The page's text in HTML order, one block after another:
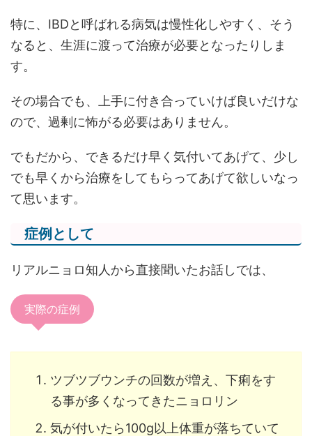
特に、IBDと呼ばれる病気は慢性化しやすく、そう
なると、生涯に渡って治療が必要となったりしま
す。
その場合でも、上手に付き合っていけば良いだけな
ので、過剰に怖がる必要はありません。
でもだから、できるだけ早く気付いてあげて、少し
でも早くから治療をしてもらってあげて欲しいなっ
て思います。
症例として
リアルニョロ知人から直接聞いたお話しでは、
実際の症例
ツブツブウンチの回数が増え、下痢をす
る事が多くなってきたニョロリン
気が付いたら100g以上体重が落ちていて